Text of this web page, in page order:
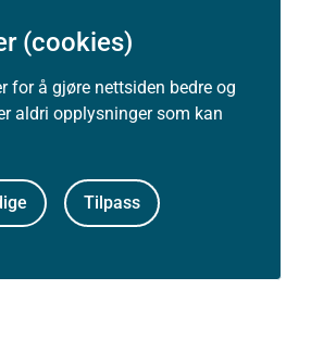
(cookies)
for å gjøre nettsiden bedre og
aldri opplysninger som kan
Tilpass